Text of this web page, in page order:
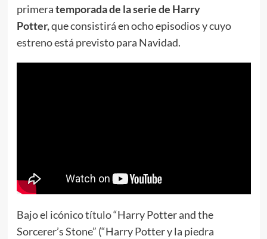
primeratemporada de la serie de Harry
Potter,que consistirá en ocho episodios y cuyo
estreno está previsto para Navidad.
Bajo el icónico título “Harry Potter and the
Sorcerer’s Stone” (“Harry Potter y la piedra